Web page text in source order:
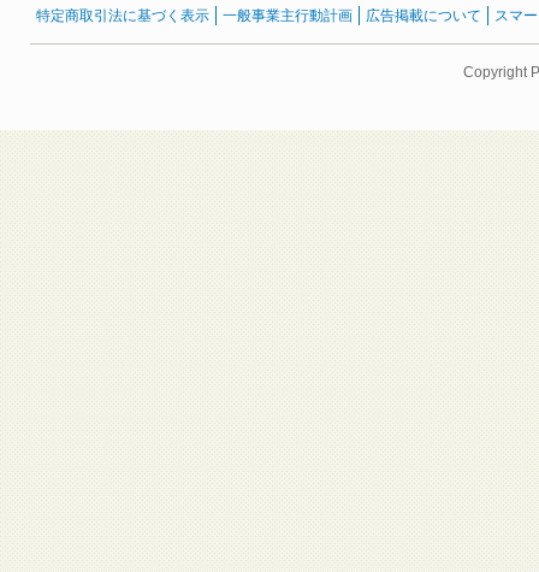
特定商取引法に基づく表示
一般事業主行動計画 広告掲載について スマ
Copyright